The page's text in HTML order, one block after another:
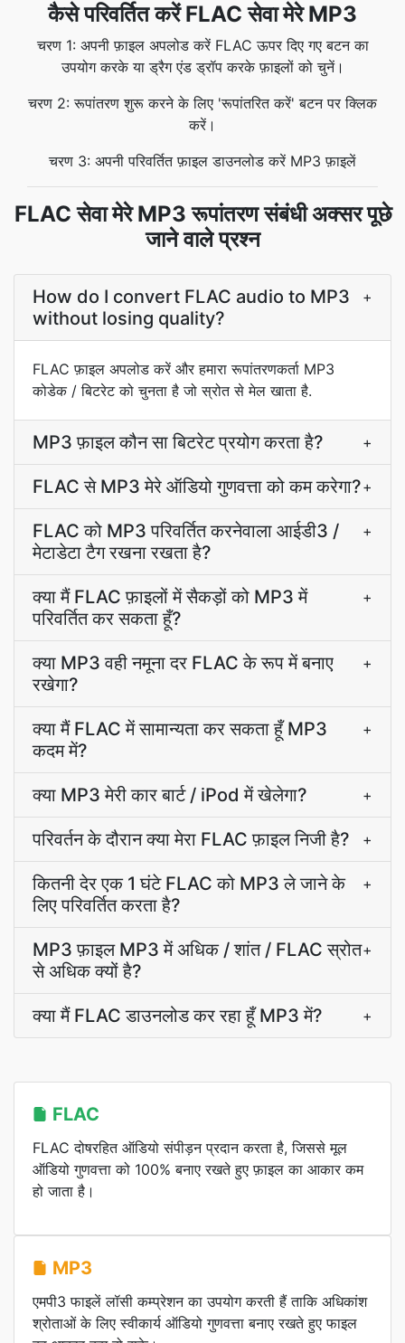
कैसे परिवर्तित करें FLAC सेवा मेरे MP3
चरण 1: अपनी फ़ाइल अपलोड करें FLAC ऊपर दिए गए बटन का
उपयोग करके या ड्रैग एंड ड्रॉप करके फ़ाइलों को चुनें।
चरण 2: रूपांतरण शुरू करने के लिए 'रूपांतरित करें' बटन पर क्लिक
करें।
चरण 3: अपनी परिवर्तित फ़ाइल डाउनलोड करें MP3 फ़ाइलें
FLAC सेवा मेरे MP3 रूपांतरण संबंधी अक्सर पूछे
जाने वाले प्रश्न
How do I convert FLAC audio to MP3
without losing quality?
+
FLAC फ़ाइल अपलोड करें और हमारा रूपांतरणकर्ता MP3
कोडेक / बिटरेट को चुनता है जो स्रोत से मेल खाता है.
MP3 फ़ाइल कौन सा बिटरेट प्रयोग करता है? +
FLAC से MP3 मेरे ऑडियो गुणवत्ता को कम करेगा?+
FLAC को MP3 परिवर्तित करनेवाला आईडी3 /
मेटाडेटा टैग रखना रखता है?
+
क्या मैं FLAC फ़ाइलों में सैकड़ों को MP3 में
परिवर्तित कर सकता हूँ?
+
क्या MP3 वही नमूना दर FLAC के रूप में बनाए
रखेगा?
+
क्या मैं FLAC में सामान्यता कर सकता हूँ MP3
कदम में?
+
क्या MP3 मेरी कार बार्ट / iPod में खेलेगा? +
परिवर्तन के दौरान क्या मेरा FLAC फ़ाइल निजी है? +
कितनी देर एक 1 घंटे FLAC को MP3 ले जाने के
लिए परिवर्तित करता है?
+
MP3 फ़ाइल MP3 में अधिक / शांत / FLAC स्रोत
से अधिक क्यों है?
+
क्या मैं FLAC डाउनलोड कर रहा हूँ MP3 में? +
FLAC
FLAC दोषरहित ऑडियो संपीड़न प्रदान करता है, जिससे मूल
ऑडियो गुणवत्ता को 100% बनाए रखते हुए फ़ाइल का आकार कम
हो जाता है।
MP3
एमपी3 फाइलें लॉसी कम्प्रेशन का उपयोग करती हैं ताकि अधिकांश
श्रोताओं के लिए स्वीकार्य ऑडियो गुणवत्ता बनाए रखते हुए फाइल